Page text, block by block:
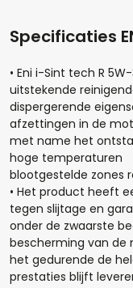
Specificaties
• Eni i-Sint tech R
uitstekende
dispergerende
afzettingen in de
met name het
hoge temperaturen
blootgestelde zones
• Het product heeft
tegen slijtage en
onder de zwaarste
bescherming van de
het gedurende de
prestaties blijft
Hoeveel liter*: